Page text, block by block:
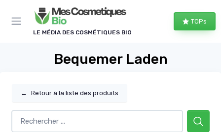
LE MÉDIA DES COSMÉTIQUES BIO
TOPs
Bequemer Laden
← Retour à la liste des produits
Panneau de gestion des cookies